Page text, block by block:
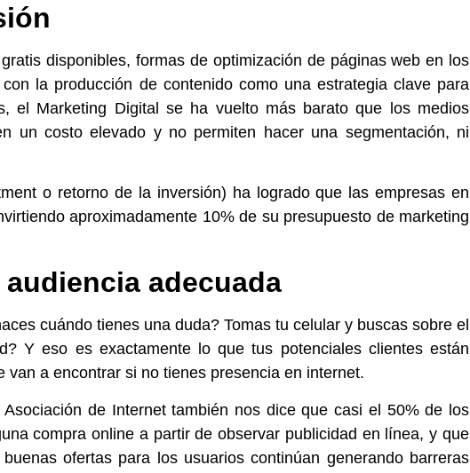
disponibles, formas de optimización de páginas web en los
la producción decontenidocomo una estrategia clave para
el Marketing Digital se ha vuelto más barato que los medios
un costo elevado y no permiten hacer una segmentación, ni
o retorno de la inversión) ha logrado que las empresas en
aproximadamente 10% de su presupuesto de marketing
audiencia adecuada
cuándo tienes una duda? Tomas tu celular y buscas sobre el
Y eso es exactamente lo que tus potenciales clientes están
van a encontrar si no tienes presencia en internet.
de Internet también nos dice que casi el 50% de los
compra online a partir de observar publicidad en línea, y que
ofertas para los usuarios continúan generando barreras